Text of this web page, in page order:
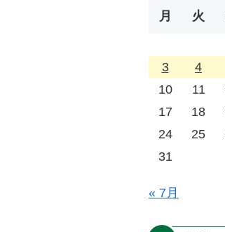
月 火
3
4
10
11
17
18
24
25
31
« 7月